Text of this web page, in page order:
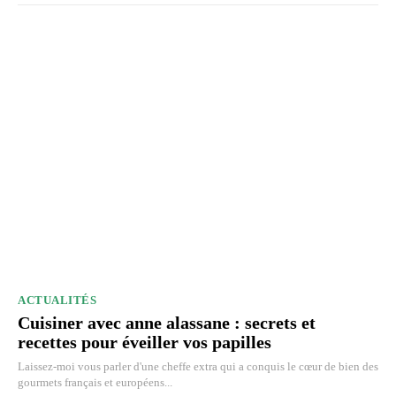
ACTUALITÉS
Cuisiner avec anne alassane : secrets et
recettes pour éveiller vos papilles
Laissez-moi vous parler d'une cheffe extra qui a conquis le cœur de bien des
gourmets français et européens...